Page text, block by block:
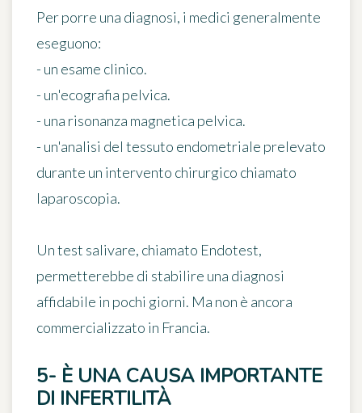
Per porre una diagnosi, i medici generalmente
eseguono:
- un esame clinico.
- un'ecografia pelvica.
- una risonanza magnetica pelvica.
- un'analisi del tessuto endometriale prelevato
durante un intervento chirurgico chiamato
laparoscopia.
Un test salivare, chiamato Endotest,
permetterebbe di stabilire una diagnosi
affidabile in pochi giorni. Ma non è ancora
commercializzato in Francia.
5- È UNA CAUSA IMPORTANTE
DI INFERTILITÀ